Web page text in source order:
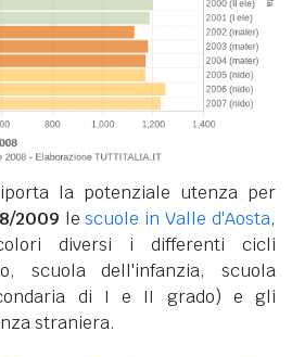
la potenziale utenza per
2009 lescuole in Valle d'Aosta,
diversi i differenti cicli
scuola dell'infanzia, scuola
di I e II grado) e gli
straniera.